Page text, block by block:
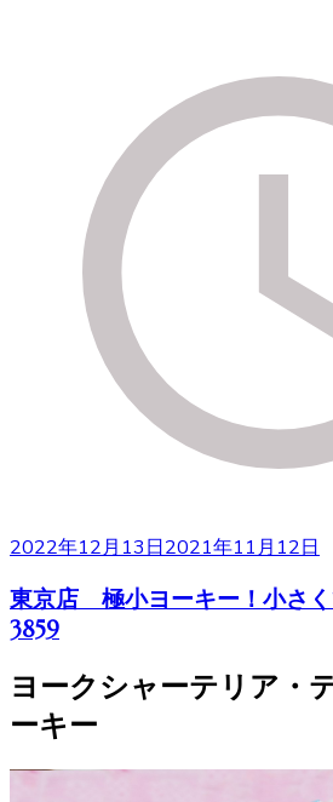
2022年12月13日2021年11月12日
東京店 極小ヨーキー！小さく
3859
ヨークシャーテリア・
ーキー